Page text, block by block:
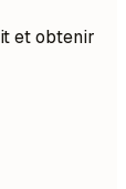
et obtenir